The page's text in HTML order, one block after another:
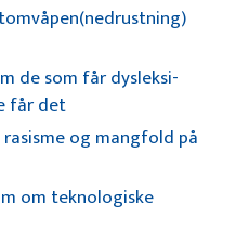
de som får dysleksi-
får det
og mangfold på
om teknologiske